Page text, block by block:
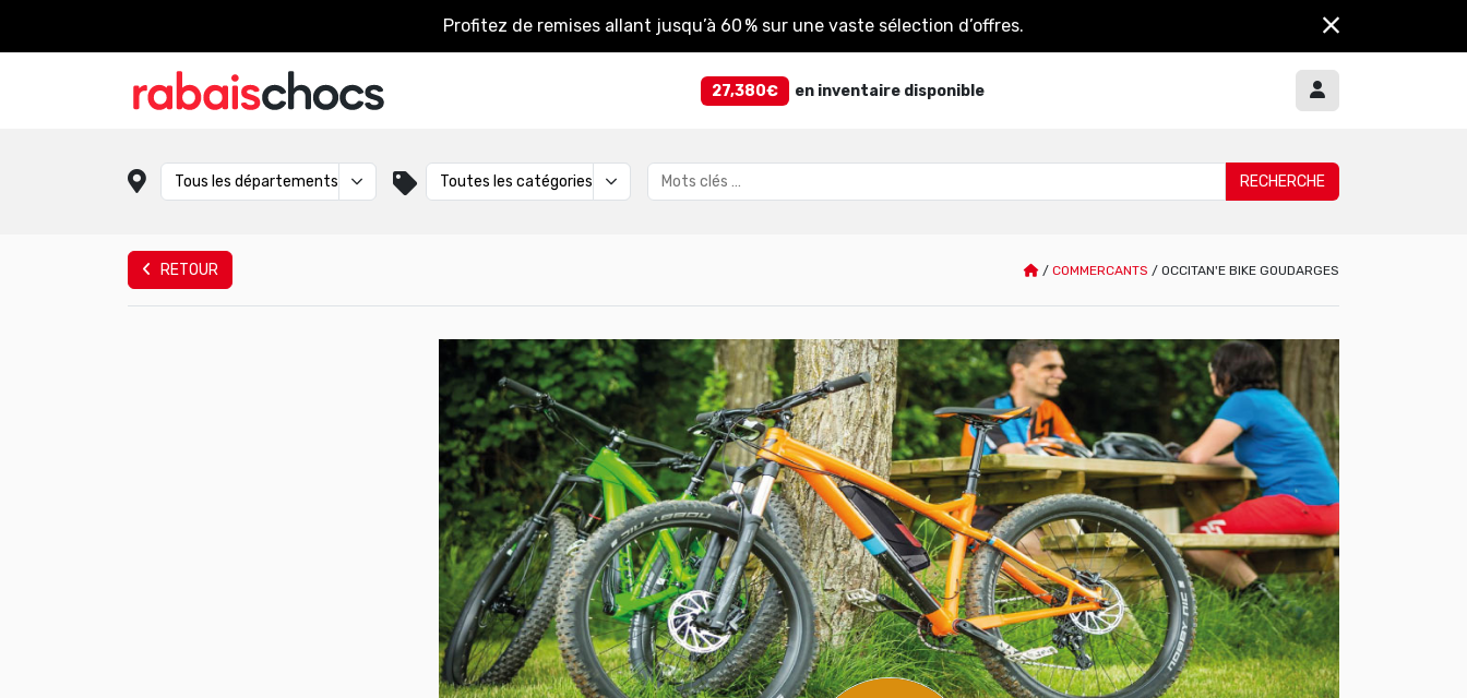
Profitez de remises allant jusqu’à 60 % sur une vaste sélection d’offres.
27,380€ en inventaire disponible
RETOUR / COMMERCANTS / OCCITAN'E BIKE GOUDARGES